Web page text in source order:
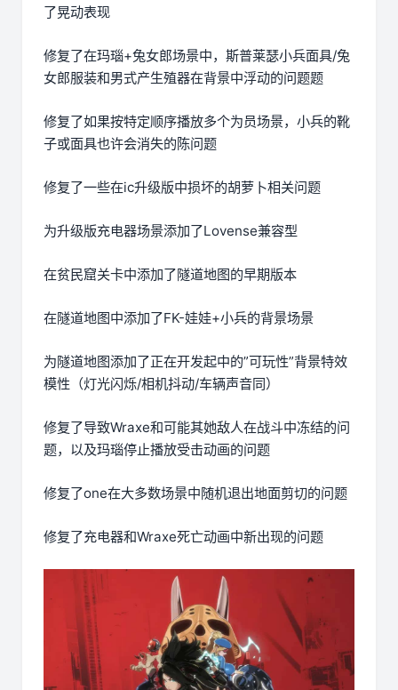
了晃动表现
修复了在玛瑙+兔女郎场景中，斯普莱瑟小兵面具/兔
女郎服装和男式产生殖器在背景中浮动的问题题
修复了如果按特定顺序播放多个为员场景，小兵的靴
子或面具也许会消失的陈问题
修复了一些在ic升级版中损坏的胡萝卜相关问题
为升级版充电器场景添加了Lovense兼容型
在贫民窟关卡中添加了隧道地图的早期版本
在隧道地图中添加了FK-娃娃+小兵的背景场景
为隧道地图添加了正在开发起中的”可玩性”背景特效
模性（灯光闪烁/相机抖动/车辆声音同）
修复了导致Wraxe和可能其她敌人在战斗中冻结的问
题，以及玛瑙停止播放受击动画的问题
修复了one在大多数场景中随机退出地面剪切的问题
修复了充电器和Wraxe死亡动画中新出现的问题